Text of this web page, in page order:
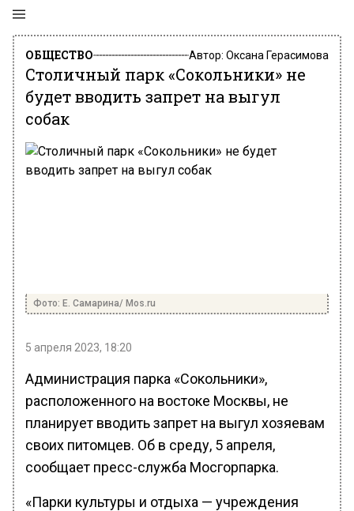
ОБЩЕСТВО Автор: Оксана Герасимова
Столичный парк «Сокольники» не
будет вводить запрет на выгул
собак
Фото: Е. Самарина/ Mos.ru
5 апреля 2023, 18:20
Администрация парка «Сокольники»,
расположенного на востоке Москвы, не
планирует вводить запрет на выгул хозяевам
своих питомцев. Об в среду, 5 апреля,
сообщает пресс-служба Мосгорпарка.
«Парки культуры и отдыха — учреждения